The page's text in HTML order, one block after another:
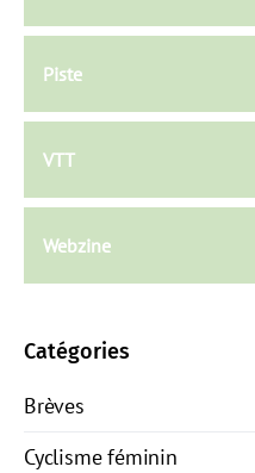
Piste
VTT
Webzine
Catégories
Brèves
Cyclisme féminin